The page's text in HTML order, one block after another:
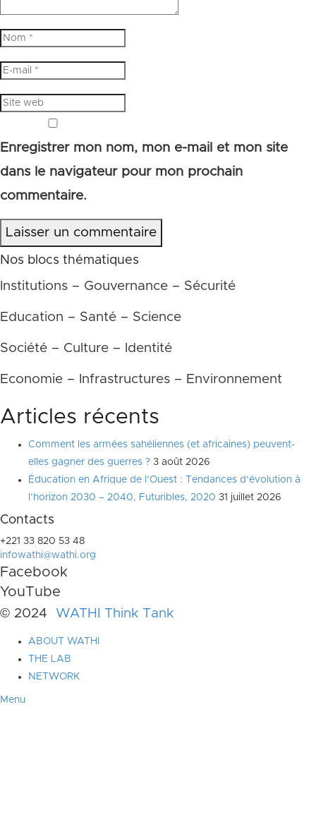
Enregistrer mon nom, mon e-mail et mon site
dans le navigateur pour mon prochain
commentaire.
Laisser un commentaire
Nos blocs thématiques
Institutions – Gouvernance – Sécurité
Education – Santé – Science
Société – Culture – Identité
Economie – Infrastructures – Environnement
Articles récents
Comment les armées sahéliennes (et africaines) peuvent-
elles gagner des guerres ? 3 août 2026
Éducation en Afrique de l’Ouest : Tendances d’évolution à
l’horizon 2030 – 2040, Futuribles, 2020 31 juillet 2026
Contacts
+221 33 820 53 48
infowathi@wathi.org
Facebook
YouTube
© 2024 WATHI Think Tank
ABOUT WATHI
THE LAB
NETWORK
Menu